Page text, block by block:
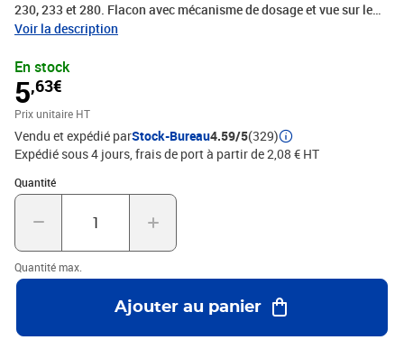
230, 233 et 280. Flacon avec mécanisme de dosage et vue sur le
volume de remplissage, contenu: 50 ml d'encre verte. Pour
Voir la description
En stock
5,63€
Prix unitaire HT
Vendu et expédié parStock-Bureau4.59/5(329)
Expédié sous 4 jours, frais de port à partir de 2,08 € HT
Quantité
Quantité : 1
Quantité max.
Ajouter au panier